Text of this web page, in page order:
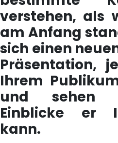
verstehen, als
am Anfang
sich einen
Präsentation,
Ihrem
und sehen
Einblicke er
kann.